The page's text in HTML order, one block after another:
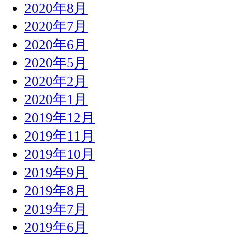
2020年8月
2020年7月
2020年6月
2020年5月
2020年2月
2020年1月
2019年12月
2019年11月
2019年10月
2019年9月
2019年8月
2019年7月
2019年6月